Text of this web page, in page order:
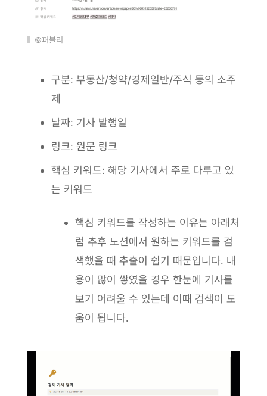
©퍼블리
구분: 부동산/청약/경제일반/주식 등의 소주
제
날짜: 기사 발행일
링크: 원문 링크
핵심 키워드: 해당 기사에서 주로 다루고 있
는 키워드
핵심 키워드를 작성하는 이유는 아래처
럼 추후 노션에서 원하는 키워드를 검
색했을 때 추출이 쉽기 때문입니다. 내
용이 많이 쌓였을 경우 한눈에 기사를
보기 어려울 수 있는데 이때 검색이 도
움이 됩니다.